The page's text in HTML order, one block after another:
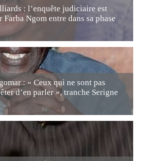
: l’enquête judiciaire est
Ngom entre dans sa phase
: « Ceux qui ne sont pas
d’en parler », tranche Serigne